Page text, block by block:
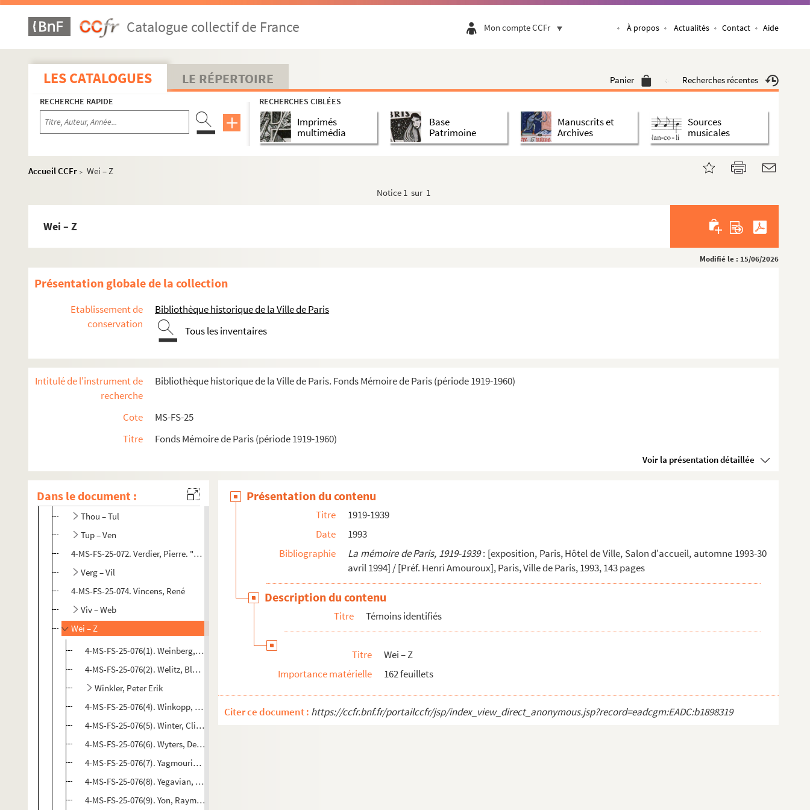
Catalogue collectif de France Mon compte CCFr À propos Actualités Contact Aide
LES CATALOGUES LE RÉPERTOIRE Panier Recherches récentes
RECHERCHE RAPIDE RECHERCHES CIBLÉES
Imprimés
multimédia
Base
Patrimoine
Manuscrits et
Archives
Sources
musicales
Accueil CCFr > Wei – Z
Notice 1 sur 1
Wei – Z
Modifié le : 15/06/2026
Présentation globale de la collection
Etablissement de
conservation
Bibliothèque historique de la Ville de Paris
Tous les inventaires
Intitulé de l'instrument de
recherche
Bibliothèque historique de la Ville de Paris. Fonds Mémoire de Paris (période 1919-1960)
Cote
MS-FS-25
Titre
Fonds Mémoire de Paris (période 1919-1960)
Voir la présentation détaillée
Dans le document :
Lege – Le Ma
Le Me – Les
Lev – Lib
Lin – Lo
4-MS-FS-25-048. Lourde, Roger
Lu – Map
Pay – Per
Pet – Pin
Pio – Pott
Quin – Reb
Ren – Rie
St – Sz
Ta – Thom
Thou – Tul
Tup – Ven
4-MS-FS-25-072. Verdier, Pierre. "Les fils à Papa. Chronique gauloise"
Verg – Vil
4-MS-FS-25-074. Vincens, René
Viv – Web
Wei – Z
4-MS-FS-25-076(1). Weinberg, Huguette
4-MS-FS-25-076(2). Welitz, Blanche
Winkler, Peter Erik
4-MS-FS-25-076(4). Winkopp, Pierre
4-MS-FS-25-076(5). Winter, Clime
4-MS-FS-25-076(6). Wyters, Denise
4-MS-FS-25-076(7). Yagmourian, Armand
4-MS-FS-25-076(8). Yegavian, Alice
4-MS-FS-25-076(9). Yon, Raymond
Présentation du contenu
Titre
1919-1939
Date
1993
Bibliographie
La mémoire de Paris, 1919-1939: [exposition, Paris, Hôtel de Ville, Salon d'accueil, automne 1993-30
avril 1994] / [Préf. Henri Amouroux], Paris, Ville de Paris, 1993, 143 pages
Description du contenu
Titre Témoins identifiés
Titre
Wei – Z
Importance matérielle
162 feuillets
Citer ce document : https://ccfr.bnf.fr/portailccfr/jsp/index_view_direct_anonymous.jsp?record=eadcgm:EADC:b1898319